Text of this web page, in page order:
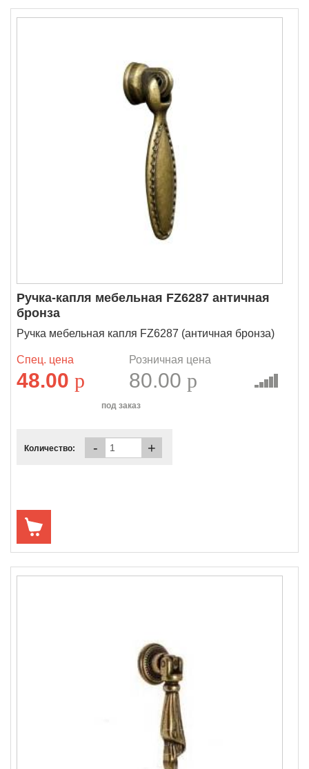
Ручка-капля мебельная FZ6287 античная
бронза
Ручка мебельная капля FZ6287 (античная бронза)
Спец. цена
48.00 p
Розничная цена
80.00 p
под заказ
Количество: - +